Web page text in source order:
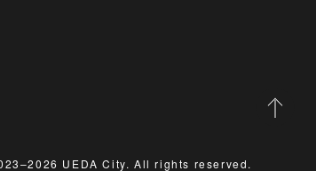
UEDA City. All rights reserved.